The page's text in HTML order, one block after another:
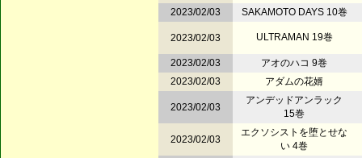
2023/02/03
SAKAMOTO DAYS 10巻
2023/02/03 ULTRAMAN 19巻
2023/02/03
アオのハコ 9巻
2023/02/03
アダムの花婿
2023/02/03
アンデッドアンラック
15巻
2023/02/03
エクソシストを堕とせな
い 4巻